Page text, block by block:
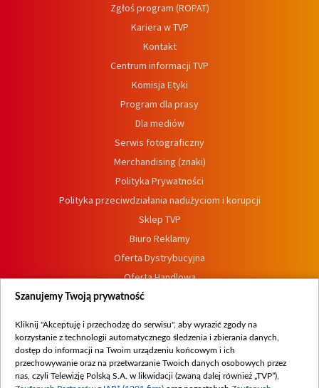
Zgłoś program (ROPAT)
Kariera w TVP
Kontakt
Centrum informacji TVP
Komisja Etyki
Program dla prasy
Dla mediów
Serwis fotograficzny
Merchandising (znaki)
Polityka Prywatności
Polityka przeciwdziałania nadużyciom i korupcji
Sklep TVP
Biuro Reklamy
Oferta Dystrybucyjna
Oferta Handlowa
Dostępność
Procedura zgłoszeń wewnętrznych
Szanujemy Twoją prywatność
Kliknij "Akceptuję i przechodzę do serwisu", aby wyrazić zgody na
korzystanie z technologii automatycznego śledzenia i zbierania danych,
dostęp do informacji na Twoim urządzeniu końcowym i ich
przechowywanie oraz na przetwarzanie Twoich danych osobowych przez
nas, czyli Telewizję Polską S.A. w likwidacji (zwaną dalej również „TVP”),